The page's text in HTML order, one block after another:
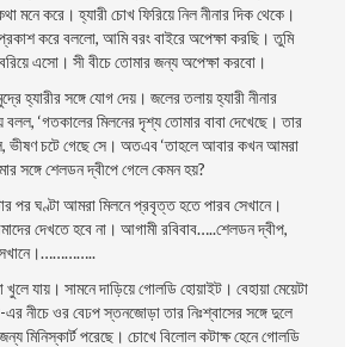
মনে করে। হ্যারী চোখ ফিরিয়ে নিল নীনার দিক থেকে।
করে বললাে, আমি বরং বাইরে অপেক্ষা করছি। তুমি
এসাে। সী বীচে তােমার জন্য অপেক্ষা করবাে।
হ্যারীর সঙ্গে যােগ দেয়। জলের তলায় হ্যারী নীনার
‘গতকালের মিলনের দৃশ্য তােমার বাবা দেখেছে। তার
ভীষণ চটে গেছে সে। অতএব ‘তাহলে আবার কখন আমরা
সঙ্গে শেলডন দ্বীপে গেলে কেমন হয়?
পর ঘণ্টা আমরা মিলনে প্রবৃত্ত হতে পারব সেখানে।
দেখতে হবে না। আগামী রবিবাব…..শেলডন দ্বীপ,
যায়। সামনে দাড়িয়ে গােলডি হােয়াইট। বেহায়া মেয়েটা
নীচে ওর বেঢপ স্তনজোড়া তার নিঃশ্বাসের সঙ্গে দুলে
মিনিস্কার্ট পরেছে। চোখে বিলােল কটাক্ষ হেনে গােলডি